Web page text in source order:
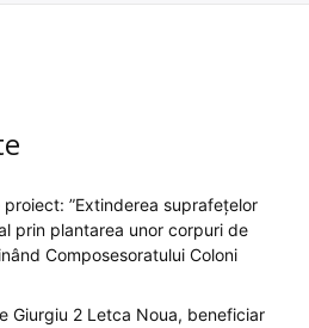
”Extinderea suprafețelor
prin plantarea unor corpuri de
Composesoratului Coloni
Giurgiu 2 Letca Noua, beneficiar